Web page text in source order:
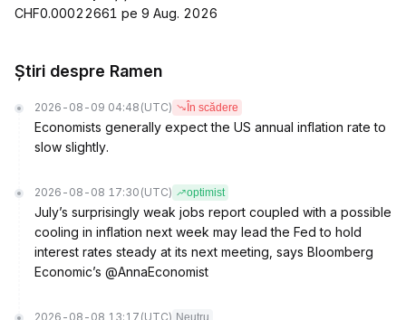
CHF0.00022661 pe 9 Aug. 2026
Știri despre Ramen
2026-08-09 04:48 (UTC) În scădere
Economists generally expect the US annual inflation rate to
slow slightly.
2026-08-08 17:30 (UTC) optimist
July’s surprisingly weak jobs report coupled with a possible
cooling in inflation next week may lead the Fed to hold
interest rates steady at its next meeting, says Bloomberg
Economic’s @AnnaEconomist
2026-08-08 13:17 (UTC) Neutru